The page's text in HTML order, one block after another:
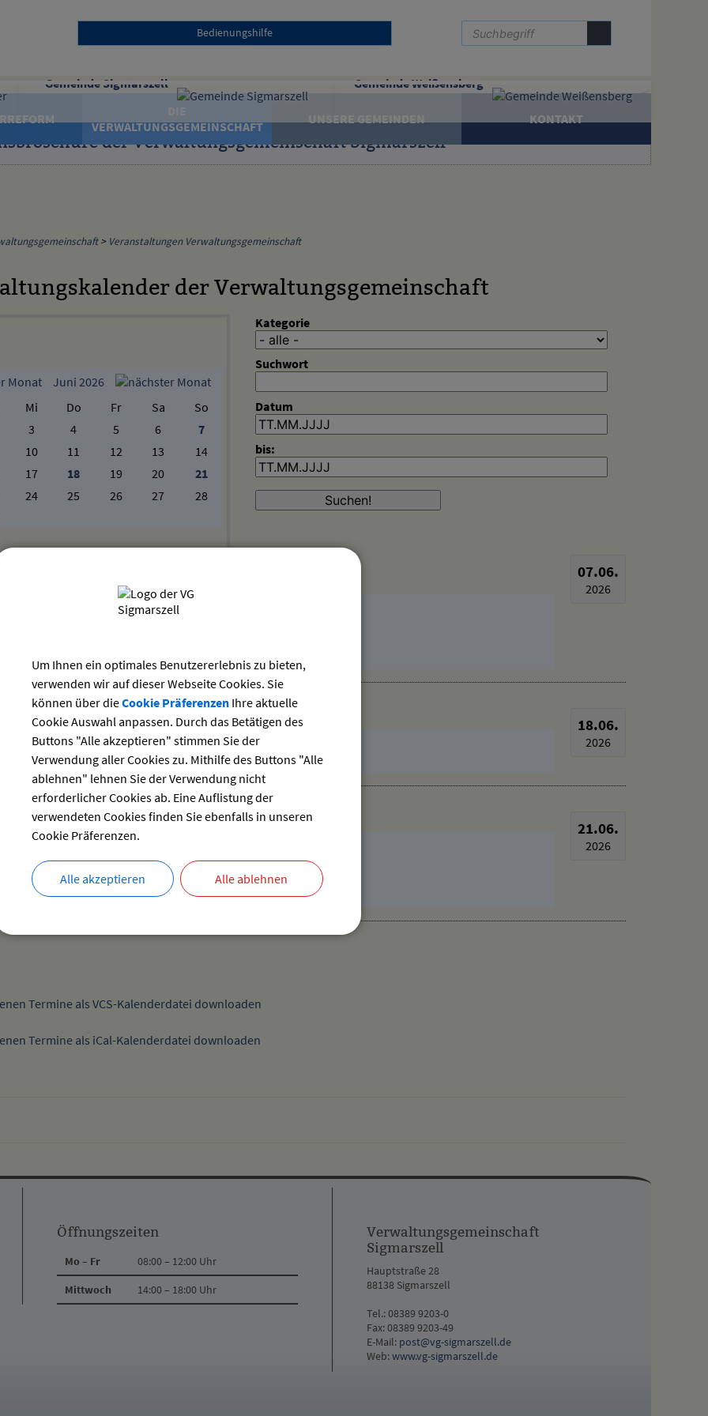
Bedienungshilfe
Gemeinde Sigmarszell Gemeinde Weißensberg
VERWALTUNGSGEMEINSCHAFT
UNSERE GEMEINDEN KONTAKT
der Verwaltungsgemeinschaft Sigmarszell
> Veranstaltungen Verwaltungsgemeinschaft
der Verwaltungsgemeinschaft
Juni 2026
Mi Do Fr Sa
So
3 4 5 6
7
10 11 12 13
14
17 18 19 20
21
24 25 26 27
28
Kategorie
Suchwort
Datum
bis:
07.06.
2026
geöffnet - Dauerausstellung + Sonderausstellung
88138 Hergensweiler
18.06.
2026
Sitzungen
im Sitzungsraum des Rathauses Weißensberg, Kirchstr. 13
21.06.
2026
geöffnet - Dauerausstellung + Sonderausstellung
Verschiedenes
Heimatmuseum
Dorfstraße 20
88138 Hergensweiler
Termine als VCS-Kalenderdatei downloaden
Termine als iCal-Kalenderdatei downloaden
Öffnungszeiten
Mo – Fr
08:00 – 12:00 Uhr
Mittwoch
14:00 – 18:00 Uhr
Verwaltungsgemeinschaft
Sigmarszell
Hauptstraße 28
88138 Sigmarszell
Tel.: 08389 9203-0
Fax: 08389 9203-49
E-Mail: post@vg-sigmarszell.de
Web:www.vg-sigmarszell.de
Um Ihnen ein optimales Benutzererlebnis zu bieten,
verwenden wir auf dieser Webseite Cookies. Sie
können über dieCookie PräferenzenIhre aktuelle
Cookie Auswahl anpassen. Durch das Betätigen des
Buttons "Alle akzeptieren" stimmen Sie der
Verwendung aller Cookies zu. Mithilfe des Buttons "Alle
ablehnen" lehnen Sie der Verwendung nicht
erforderlicher Cookies ab. Eine Auflistung der
verwendeten Cookies finden Sie ebenfalls in unseren
Cookie Präferenzen.
Alle akzeptieren Alle ablehnen